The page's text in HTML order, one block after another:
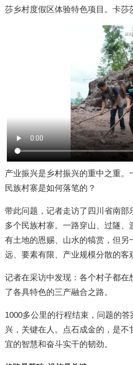
莎乡村度假区体验特色项目。卡莎
产业振兴是乡村振兴的重中之重。
民族村寨是如何落笔的？
带此问题，记者走访了四川省南部
多个民族村寨。一路穿山、过隧、
有土地的恩赐、山水的犒赏，但另
远、要素有限、产业规模分散的客
记者在采访中发现：各个村子都在
了各具特色的三产融合之路。
1000多公里的行程结束，问题的
兴，关键在人。点石成金的，是不
宜的智慧和奋斗实干的韧劲。